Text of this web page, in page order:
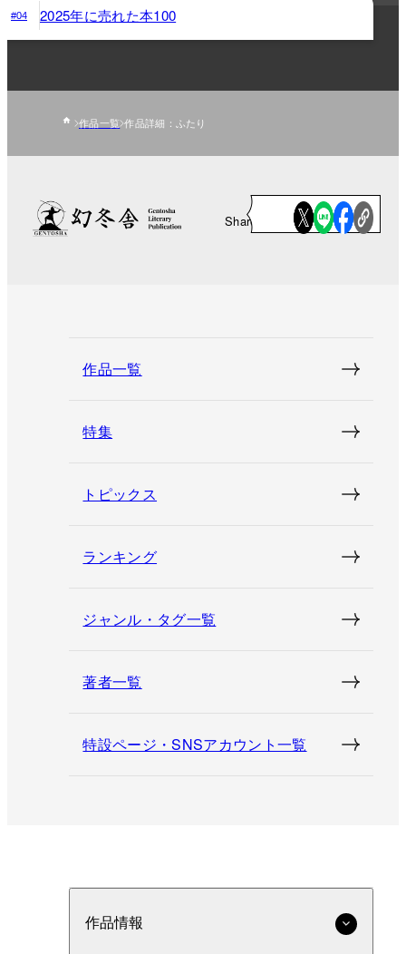
#04 2025年に売れた本100
作品一覧 作品詳細：ふたり
Share
作品一覧
特集
トピックス
ランキング
ジャンル・タグ一覧
著者一覧
特設ページ・SNSアカウント一覧
作品情報